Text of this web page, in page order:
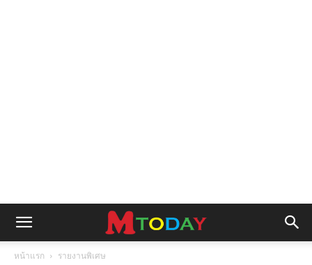
หน้าแรก รายงานพิเศษ